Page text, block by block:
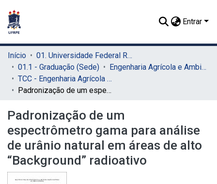
Entrar
Início
01. Universidade Federal Rural de Pernambuco - UFRPE (Sede)
01.1 - Graduação (Sede)
Engenharia Agrícola e Ambiental (Sede)
TCC - Engenharia Agrícola e Ambiental (Sede)
Padronização de um espectrômetro gama para análise de urânio natural em áreas de alto “Background” radioativo
Padronização de um
espectrômetro gama para análise
de urânio natural em áreas de alto
“Background” radioativo